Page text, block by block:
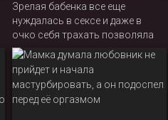
Зрелая бабенка все еще
нуждалась в сексе и даже в
очко себя трахать позволяла